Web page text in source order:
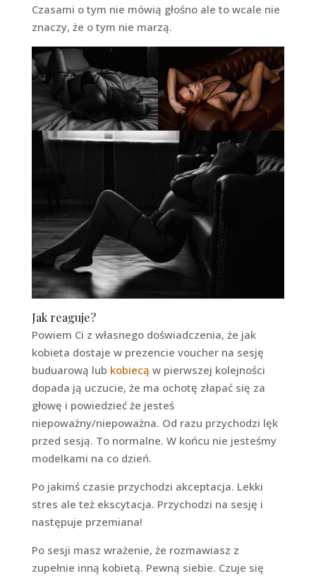
Czasami o tym nie mówią głośno ale to wcale nie
znaczy, że o tym nie marzą.
Jak reaguje?
Powiem Ci z własnego doświadczenia, że jak
kobieta dostaje w prezencie voucher na sesję
buduarową lub kobiecą w pierwszej kolejności
dopada ją uczucie, że ma ochotę złapać się za
głowę i powiedzieć że jesteś
niepoważny/niepoważna. Od razu przychodzi lęk
przed sesją. To normalne. W końcu nie jesteśmy
modelkami na co dzień.
Po jakimś czasie przychodzi akceptacja. Lekki
stres ale też ekscytacja. Przychodzi na sesję i
następuje przemiana!
Po sesji masz wrażenie, że rozmawiasz z
zupełnie inną kobietą. Pewną siebie. Czuje się